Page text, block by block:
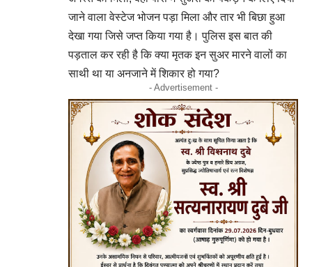
जाने वाला वेस्टेज भोजन पड़ा मिला और तार भी बिछा हुआ
देखा गया जिसे जप्त किया गया है। पुलिस इस बात की
पड़ताल कर रही है कि क्या मृतक इन सुअर मारने वालों का
साथी था या अनजाने में शिकार हो गया?
- Advertisement -